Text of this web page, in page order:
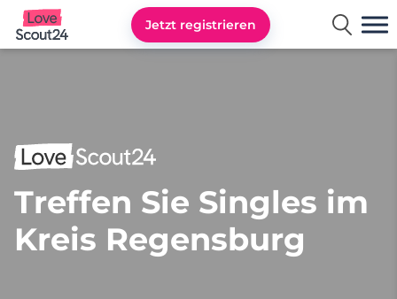
Lovescout24
Jetzt registrieren
Treffen Sie Singles im
Kreis Regensburg